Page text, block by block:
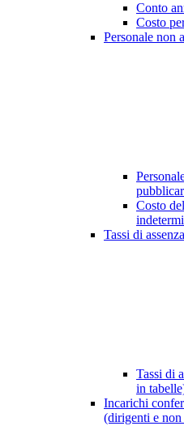
Conto
Costo
Personale non
Costo
Tassi di assenza
Tassi di
in
Incarichi
(dirigenti e